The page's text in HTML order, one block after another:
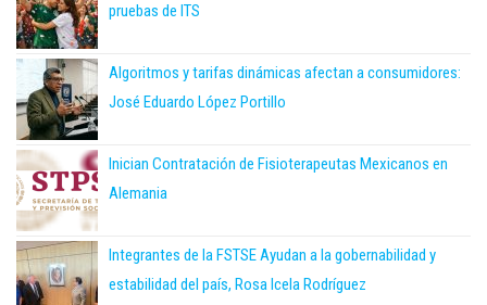
pruebas de ITS
Algoritmos y tarifas dinámicas afectan a consumidores:
José Eduardo López Portillo
Inician Contratación de Fisioterapeutas Mexicanos en
Alemania
Integrantes de la FSTSE Ayudan a la gobernabilidad y
estabilidad del país, Rosa Icela Rodríguez